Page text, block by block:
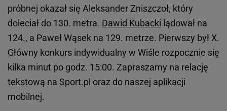
próbnej okazał się Aleksander Zniszczoł, który
doleciał do 130. metra. Dawid Kubacki lądował na
124., a Paweł Wąsek na 129. metrze. Pierwszy był X.
Główny konkurs indywidualny w Wiśle rozpocznie się
kilka minut po godz. 15:00. Zapraszamy na relację
tekstową na Sport.pl oraz do naszej aplikacji
mobilnej.